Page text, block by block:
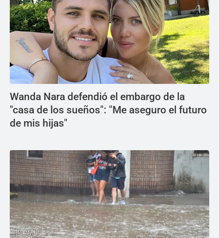
Wanda Nara defendió el embargo de la
"casa de los sueños": "Me aseguro el futuro
de mis hijas"